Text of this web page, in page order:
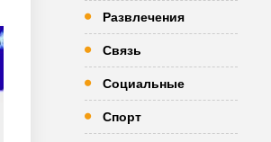
Развлечения
Связь
Социальные
Спорт